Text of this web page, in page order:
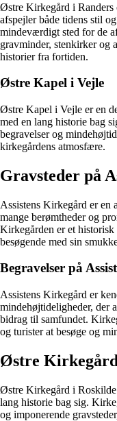
Østre Kirkegård i Randers
afspejler både tidens stil
mindeværdigt sted for de
gravminder, stenkirker
historier fra fortiden.
Østre Kapel i Vejle
Østre Kapel i Vejle er en
med en lang historie bag
begravelser og
kirkegårdens atmosfære.
Gravsteder på
Assistens Kirkegård er en
mange berømtheder og
Kirkegården er et
besøgende med sin
Begravelser på
Assistens Kirkegård er
mindehøjtideligheder, der
bidrag til samfundet.
og turister at besøge og
Østre
Østre Kirkegård i
lang historie bag sig.
og imponerende